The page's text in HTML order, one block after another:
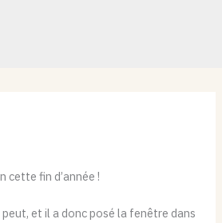
cette fin d’année !
peut, et il a donc posé la fenêtre dans